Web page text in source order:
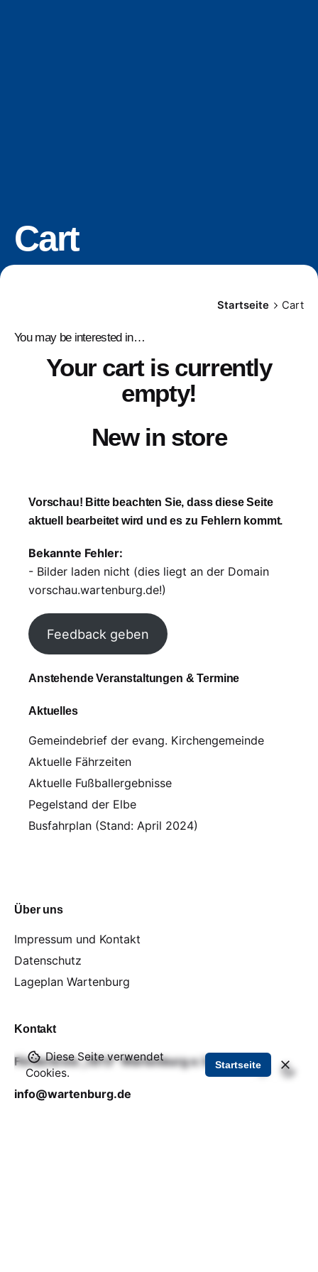
Cart
Startseite Cart
You may be interested in…
Your cart is currently
empty!
New in store
Vorschau! Bitte beachten Sie, dass diese Seite
aktuell bearbeitet wird und es zu Fehlern kommt.
Bekannte Fehler:
- Bilder laden nicht (dies liegt an der Domain
vorschau.wartenburg.de!)
Feedback geben
Anstehende Veranstaltungen & Termine
Aktuelles
Gemeindebrief der evang. Kirchengemeinde
Aktuelle Fährzeiten
Aktuelle Fußballergebnisse
Pegelstand der Elbe
Busfahrplan (Stand: April 2024)
Über uns
Impressum und Kontakt
Datenschutz
Lageplan Wartenburg
Kontakt
Förderkreis „1813“ Wartenburg e.V.
info@wartenburg.de
Diese Seite verwendet
Cookies.
Startseite